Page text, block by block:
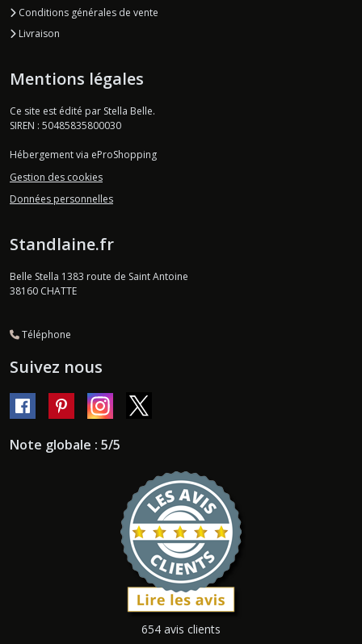
Conditions générales de vente
Livraison
Mentions légales
Ce site est édité par Stella Belle.
SIREN : 50485835800030
Hébergement via eProShopping
Gestion des cookies
Données personnelles
Standlaine.fr
Belle Stella 1383 route de Saint Antoine
38160 CHATTE
Téléphone
Suivez nous
Note globale : 5/5
654 avis clients